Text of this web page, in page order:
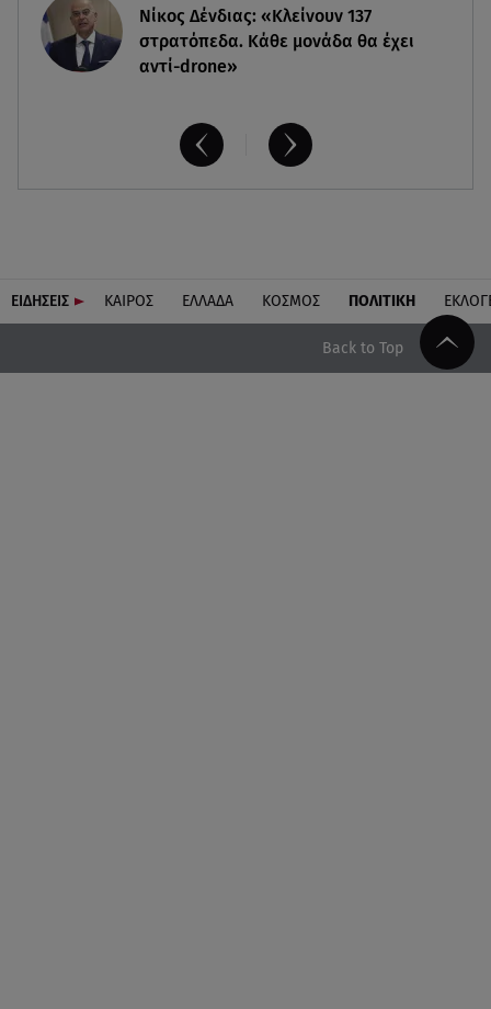
Νίκος Δένδιας: «Κλείνουν 137
στρατόπεδα. Kάθε μονάδα θα έχει
αντί-drone»
ΕΙΔΗΣΕΙΣ ΚΑΙΡΟΣ ΕΛΛΑΔΑ ΚΟΣΜΟΣ ΠΟΛΙΤΙΚΗ
Back to Top